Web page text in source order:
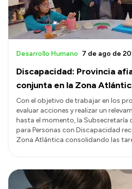
Transparencia
Presupuesto
Boletín Oficial
Compras y licitaciones
Consulta de expedientes
Consulta de pago a
Convocatorias
Intranet
Discapacidad: Provincia
conjunta en la Zona
Desarrollo Humano 7 de ago de
Con el objetivo de trabajar en los
evaluar acciones y realizar un
hasta el momento, la Subsecretaría
para Personas con Discapacidad
Zona Atlántica consolidando las